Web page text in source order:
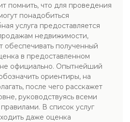
помнить, что для проведения
понадобиться
услуга предоставляется
недвижимости,
обеспечивать полученный
в предоставленном
официально. Опытнейший
ориентиры, на
после чего расскажет
руководствуясь всеми
В список услуг
даже оценка